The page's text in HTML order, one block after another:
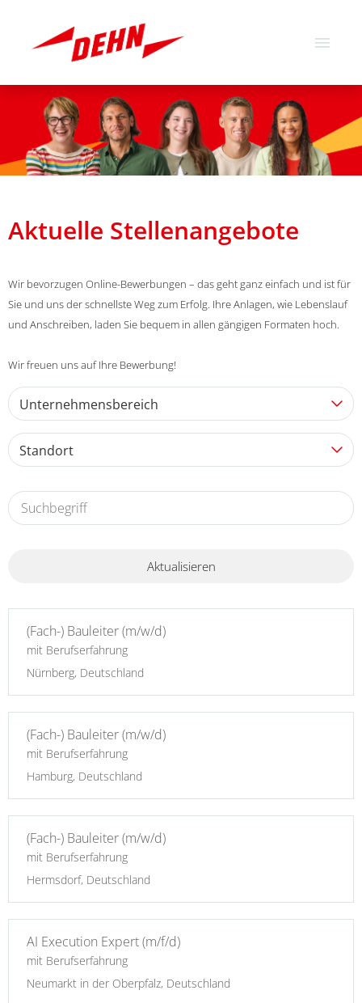
Englisch
Stellenangebote
Über uns
Aktuelle Stellenangebote
Wir bevorzugen Online-Bewerbungen – das geht ganz einfach und ist für
Sie und uns der schnellste Weg zum Erfolg. Ihre Anlagen, wie Lebenslauf
und Anschreiben, laden Sie bequem in allen gängigen Formaten hoch.
Wir freuen uns auf Ihre Bewerbung!
Unternehmensbereich
Standort
Aktualisieren
(Fach-) Bauleiter (m/w/d)
mit Berufserfahrung
Nürnberg, Deutschland
(Fach-) Bauleiter (m/w/d)
mit Berufserfahrung
Hamburg, Deutschland
(Fach-) Bauleiter (m/w/d)
mit Berufserfahrung
Hermsdorf, Deutschland
AI Execution Expert (m/f/d)
mit Berufserfahrung
Neumarkt in der Oberpfalz, Deutschland